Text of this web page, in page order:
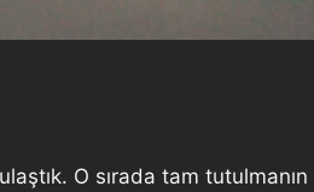
O sırada tam